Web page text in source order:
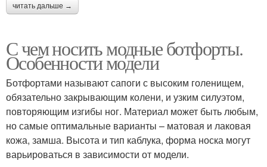
читать дальше →
С чем носить модные ботфорты.
Особенности модели
Ботфортами называют сапоги с высоким голенищем,
обязательно закрывающим колени, и узким силуэтом,
повторяющим изгибы ног. Материал может быть любым,
но самые оптимальные варианты – матовая и лаковая
кожа, замша. Высота и тип каблука, форма носка могут
варьироваться в зависимости от модели.